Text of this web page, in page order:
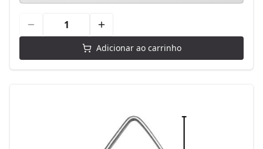
Adicionar ao carrinho